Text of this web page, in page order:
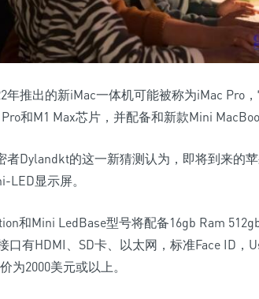
年推出的新iMac一体机可能被称为iMac Pro
和M1 Max芯片，并配备和新款Mini
者Dylandkt的这一新猜测认为，即将到来的
LED显示屏。
和Mini LedBase型号将配备16gb Ram
口有HDMI、SD卡、以太网，标准Face ID，
为2000美元或以上。